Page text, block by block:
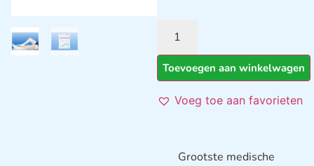
Toevoegen aan winkelwagen
Voeg toe aan favorieten
Grootste medische